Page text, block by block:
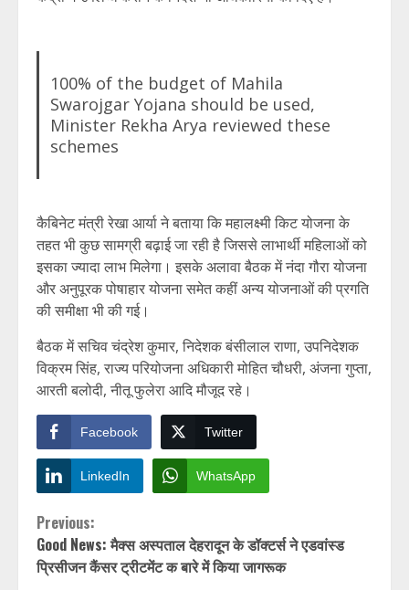
100% of the budget of Mahila
Swarojgar Yojana should be used,
Minister Rekha Arya reviewed these
schemes
कैबिनेट मंत्री रेखा आर्या ने बताया कि महालक्ष्मी किट योजना के
तहत भी कुछ सामग्री बढ़ाई जा रही है जिससे लाभार्थी महिलाओं को
इसका ज्यादा लाभ मिलेगा। इसके अलावा बैठक में नंदा गौरा योजना
और अनुपूरक पोषाहार योजना समेत कहीं अन्य योजनाओं की प्रगति
की समीक्षा भी की गई।
बैठक में सचिव चंद्रेश कुमार, निदेशक बंसीलाल राणा, उपनिदेशक
विक्रम सिंह, राज्य परियोजना अधिकारी मोहित चौधरी, अंजना गुप्ता,
आरती बलोदी, नीतू फुलेरा आदि मौजूद रहे।
Facebook Twitter
LinkedIn WhatsApp
Continue
Reading
Previous:
Good News: मैक्स अस्पताल देहरादून के डॉक्टर्स ने एडवांस्ड
प्रिसीजन कैंसर ट्रीटमेंट क बारे में किया जागरूक